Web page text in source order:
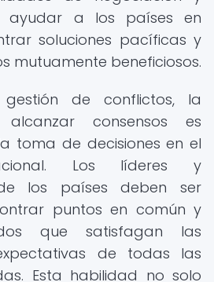
ayudar a los países en
soluciones pacíficas y
mutuamente beneficiosos.
de conflictos, la
consensos es
toma de decisiones en el
Los líderes y
los países deben ser
puntos en común y
que satisfagan las
de todas las
Esta habilidad no solo